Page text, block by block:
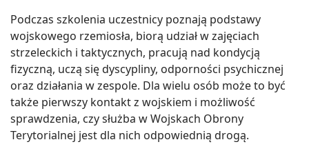
Podczas szkolenia uczestnicy poznają podstawy
wojskowego rzemiosła, biorą udział w zajęciach
strzeleckich i taktycznych, pracują nad kondycją
fizyczną, uczą się dyscypliny, odporności psychicznej
oraz działania w zespole. Dla wielu osób może to być
także pierwszy kontakt z wojskiem i możliwość
sprawdzenia, czy służba w Wojskach Obrony
Terytorialnej jest dla nich odpowiednią drogą.